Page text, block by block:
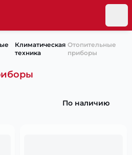
Климатическая
техника
Отопительные
приборы
По наличию